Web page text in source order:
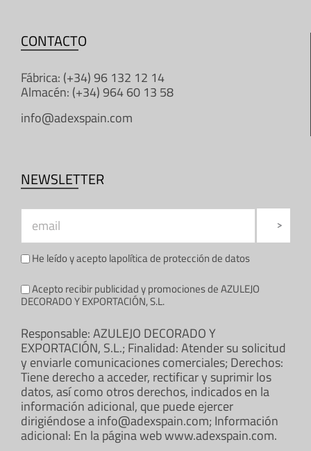
CONTACTO
Fábrica: (+34) 96 132 12 14
Almacén: (+34) 964 60 13 58
info@adexspain.com
NEWSLETTER
He leído y acepto lapolítica de protección de datos
Acepto recibir publicidad y promociones de AZULEJO
DECORADO Y EXPORTACIÓN, S.L.
Responsable: AZULEJO DECORADO Y
EXPORTACIÓN, S.L.; Finalidad: Atender su solicitud
y enviarle comunicaciones comerciales; Derechos:
Tiene derecho a acceder, rectificar y suprimir los
datos, así como otros derechos, indicados en la
información adicional, que puede ejercer
dirigiéndose a info@adexspain.com; Información
adicional: En la página web www.adexspain.com.